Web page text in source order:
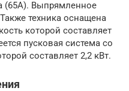
(65А). Выпрямленное
техника оснащена
которой составляет
пусковая система со
составляет 2,2 кВт.